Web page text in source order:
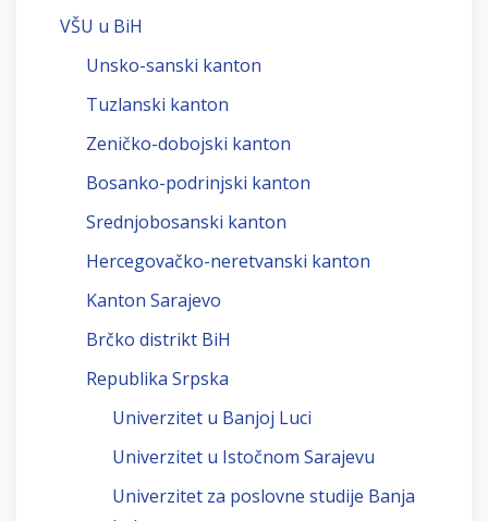
VŠU u BiH
Unsko-sanski kanton
Tuzlanski kanton
Zeničko-dobojski kanton
Bosanko-podrinjski kanton
Srednjobosanski kanton
Hercegovačko-neretvanski kanton
Kanton Sarajevo
Brčko distrikt BiH
Republika Srpska
Univerzitet u Banjoj Luci
Univerzitet u Istočnom Sarajevu
Univerzitet za poslovne studije Banja